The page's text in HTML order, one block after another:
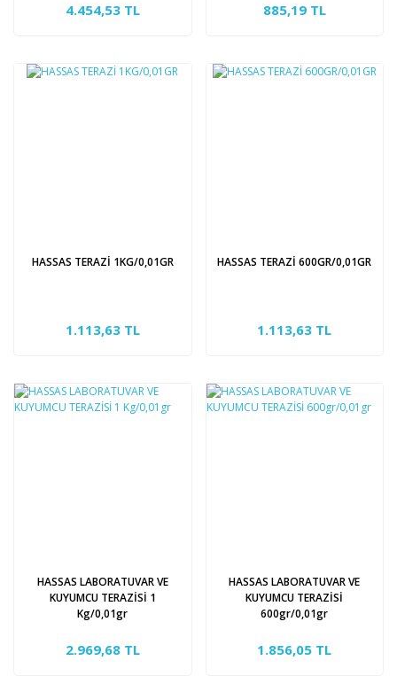
4.454,53 TL 885,19 TL
HASSAS TERAZİ 1KG/0,01GR
1.113,63 TL
HASSAS TERAZİ 600GR/0,01GR
1.113,63 TL
HASSAS LABORATUVAR VE
KUYUMCU TERAZİSİ 1
Kg/0,01gr
2.969,68 TL
HASSAS LABORATUVAR VE
KUYUMCU TERAZİSİ
600gr/0,01gr
1.856,05 TL